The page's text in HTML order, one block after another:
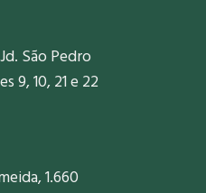
São Pedro
9, 10, 21 e 22
1.660